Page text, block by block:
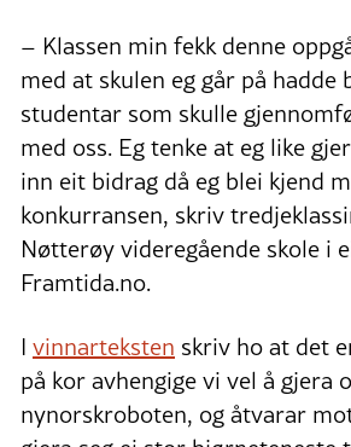
– Klassen min fekk denne
med at skulen eg går på hadde
studentar som skulle
med oss. Eg tenke at eg like
inn eit bidrag då eg blei kjend
konkurransen, skriv
Nøtterøy videregående skole i
Framtida.no.
I vinnarteksten skriv ho at det
på kor avhengige vi vel å gjera
nynorskroboten, og åtvarar